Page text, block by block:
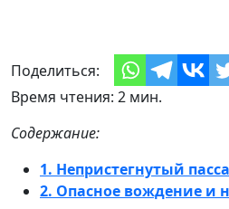
Поделиться:
Время чтения: 2 мин.
Содержание:
1. Непристегнутый
2. Опасное вождение и